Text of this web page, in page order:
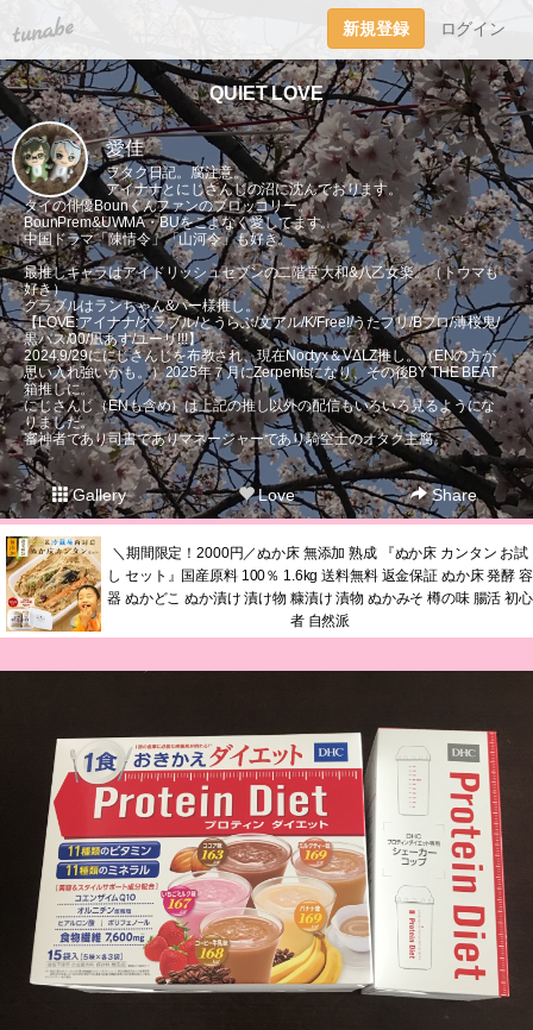
tuna.be 新規登録 ログイン
QUIET LOVE
愛佳
ヲタク日記。腐注意。
アイナナとにじさんじの沼に沈んでおります。
タイの俳優Bounくんファンのブロッコリー。
BounPrem&UWMA・BUをこよなく愛してます。
中国ドラマ「陳情令」「山河令」も好き。
最推しキャラはアイドリッシュセブンの二階堂大和&八乙女楽。（トウマも
好き）
グラブルはランちゃん&パー様推し。
【LOVE:アイナナ/グラブル/とうらぶ/文アル/K/Free!/うたプリ/Bプロ/薄桜鬼/
黒バス/00/凪あす/ユーリ!!!】
2024.9/29ににじさんじを布教され、現在Noctyx＆VΔLZ推し。（ENの方が
思い入れ強いかも。）2025年７月にZerpentsになり、その後BY THE BEAT
箱推しに。
にじさんじ（ENも含め）は上記の推し以外の配信もいろいろ見るようにな
りました。
審神者であり司書でありマネージャーであり騎空士のオタク主腐。
Gallery Love Share
＼期間限定！2000円／ぬか床 無添加 熟成 『ぬか床 カンタン お試
し セット』国産原料 100％ 1.6kg 送料無料 返金保証 ぬか床 発酵 容
器 ぬかどこ ぬか漬け 漬け物 糠漬け 漬物 ぬかみそ 樽の味 腸活 初心
者 自然派